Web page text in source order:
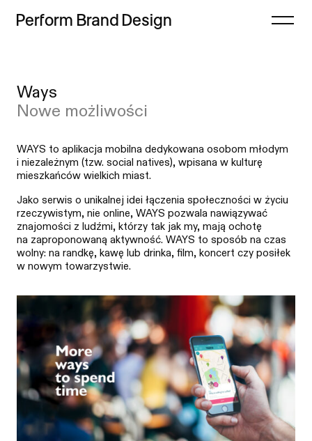
Perform Brand Design
Projekty
Refleksje
Freebie
Proces
Sklep
Kontakt
Indeks
Ways
Nowe możliwości
WAYS to aplikacja mobilna dedykowana osobom młodym
i niezależnym (tzw. social natives), wpisana w kulturę
mieszkańców wielkich miast.
Jako serwis o unikalnej idei łączenia społeczności w życiu
rzeczywistym, nie online, WAYS pozwala nawiązywać
znajomości z ludźmi, którzy tak jak my, mają ochotę
na zaproponowaną aktywność. WAYS to sposób na czas
wolny: na randkę, kawę lub drinka, film, koncert czy posiłek
w nowym towarzystwie.